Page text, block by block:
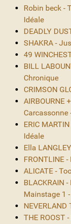
Robin beck -
Idéale
DEADLY
SHAKRA -
49
BILL
Chronique
CRIMSON
AIRBOURNE
ERIC
Idéale
Ella
FRONTLINE -
ALICATE -
BLACKRAIN
Mainstage 1
NEVERLAND
THE ROOST